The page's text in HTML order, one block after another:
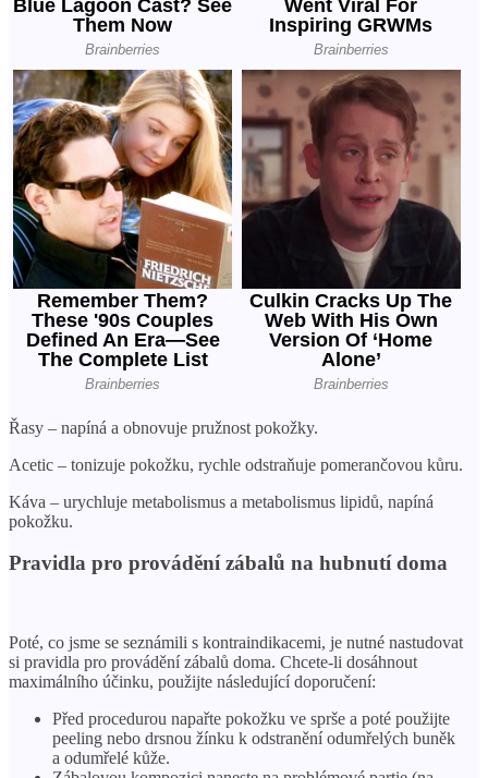
Řasy – napíná a obnovuje pružnost pokožky.
Acetic – tonizuje pokožku, rychle odstraňuje pomerančovou kůru.
Káva – urychluje metabolismus a metabolismus lipidů, napíná
pokožku.
Pravidla pro provádění zábalů na hubnutí doma
Poté, co jsme se seznámili s kontraindikacemi, je nutné nastudovat
si pravidla pro provádění zábalů doma. Chcete-li dosáhnout
maximálního účinku, použijte následující doporučení:
Před procedurou napařte pokožku ve sprše a poté použijte
peeling nebo drsnou žínku k odstranění odumřelých buněk
a odumřelé kůže.